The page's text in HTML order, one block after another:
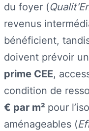
du foyer (
revenus
bénéficient,
doivent prévoir
prime CEE,
condition de
€ par m² pour
aménageables (